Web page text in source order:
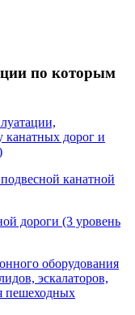
по которым
канатных дорог и
канатной
дороги (3 уровень
оборудования
эскалаторов,
пешеходных